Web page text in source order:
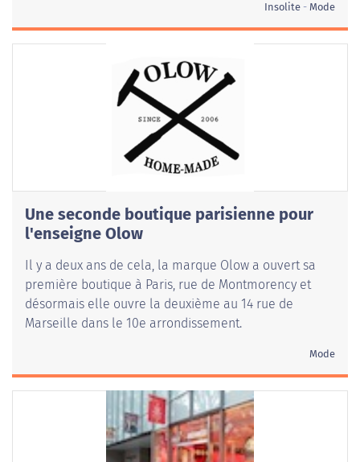
Insolite Mode
Une seconde boutique parisienne pour
l'enseigne Olow
Il y a deux ans de cela, la marque Olow a ouvert sa
première boutique à Paris, rue de Montmorency et
désormais elle ouvre la deuxième au 14 rue de
Marseille dans le 10e arrondissement.
Mode